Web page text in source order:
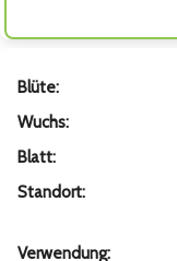
Blüte:
Wuchs:
Blatt:
Standort:
Verwendung: